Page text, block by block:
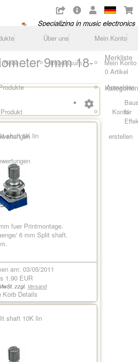
Neue
Produkt
Über uns
Impressum
Mein Konto
Mein Konto
Anmelden
Konto
erstellen
9mm 18-
shaft 5K lin
fuer Printmontage.
6 mm Split shaft.
am: 03/05/2011
1.90 EUR
zzgl. Versand
Korb Details
shaft 10K lin
Merkliste
0 Artikel
für